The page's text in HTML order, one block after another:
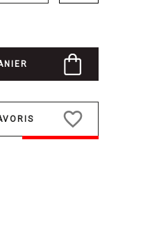
favorite_border